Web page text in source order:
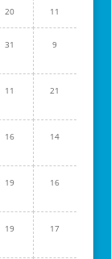
20 11
31 9
11 21
16 14
19 16
19 17